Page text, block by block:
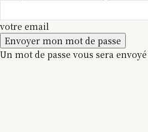
votre email
Un mot de passe vous sera